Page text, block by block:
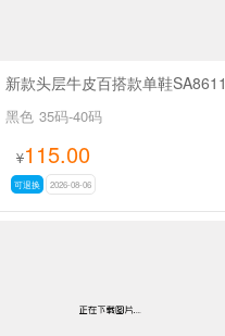
新款头层牛皮百搭款单鞋SA8611
黑色 35码-40码
¥115.00
可退换 2026-08-06